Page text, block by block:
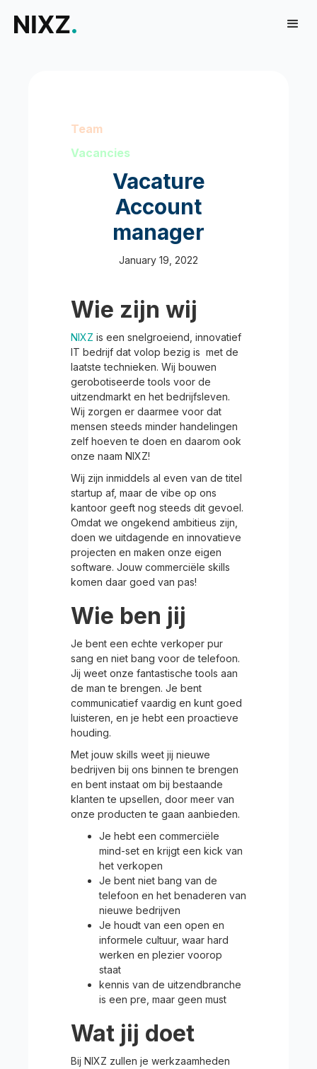
Team
Vacancies
Vacature
Account
manager
January 19, 2022
Wie zijn wij
NIXZ is een snelgroeiend, innovatief
IT bedrijf dat volop bezig is met de
laatste technieken. Wij bouwen
gerobotiseerde tools voor de
uitzendmarkt en het bedrijfsleven.
Wij zorgen er daarmee voor dat
mensen steeds minder handelingen
zelf hoeven te doen en daarom ook
onze naam NIXZ!
Wij zijn inmiddels al even van de titel
startup af, maar de vibe op ons
kantoor geeft nog steeds dit gevoel.
Omdat we ongekend ambitieus zijn,
doen we uitdagende en innovatieve
projecten en maken onze eigen
software. Jouw commerciële skills
komen daar goed van pas!
Wie ben jij
Je bent een echte verkoper pur
sang en niet bang voor de telefoon.
Jij weet onze fantastische tools aan
de man te brengen. Je bent
communicatief vaardig en kunt goed
luisteren, en je hebt een proactieve
houding.
Met jouw skills weet jij nieuwe
bedrijven bij ons binnen te brengen
en bent instaat om bij bestaande
klanten te upsellen, door meer van
onze producten te gaan aanbieden.
Je hebt een commerciële
mind-set en krijgt een kick van
het verkopen
Je bent niet bang van de
telefoon en het benaderen van
nieuwe bedrijven
Je houdt van een open en
informele cultuur, waar hard
werken en plezier voorop
staat
kennis van de uitzendbranche
is een pre, maar geen must
Wat jij doet
Bij NIXZ zullen je werkzaamheden